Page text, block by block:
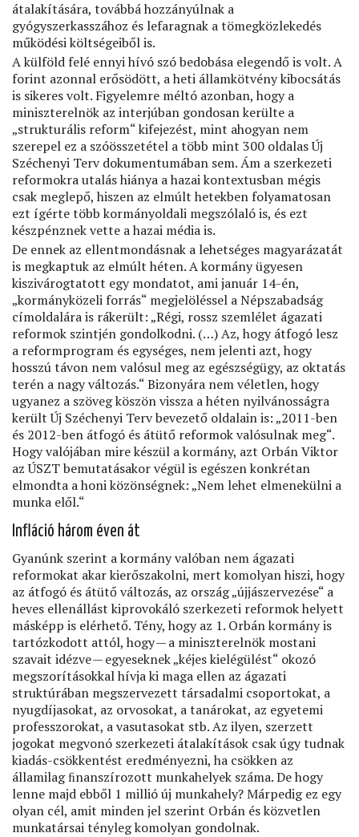
átalakítására, továbbá hozzányúlnak a
gyógyszerkasszához és lefaragnak a tömegközlekedés
működési költségeiből is.
A külföld felé ennyi hívó szó bedobása elegendő is volt. A
forint azonnal erősödött, a heti államkötvény kibocsátás
is sikeres volt. Figyelemre méltó azonban, hogy a
miniszterelnök az interjúban gondosan kerülte a
„strukturális reform“ kifejezést, mint ahogyan nem
szerepel ez a szóösszetétel a több mint 300 oldalas Új
Széchenyi Terv dokumentumában sem. Ám a szerkezeti
reformokra utalás hiánya a hazai kontextusban mégis
csak meglepő, hiszen az elmúlt hetekben folyamatosan
ezt ígérte több kormányoldali megszólaló is, és ezt
készpénznek vette a hazai média is.
De ennek az ellentmondásnak a lehetséges magyarázatát
is megkaptuk az elmúlt héten. A kormány ügyesen
kiszivárogtatott egy mondatot, ami január 14-én,
„kormányközeli forrás“ megjelöléssel a Népszabadság
címoldalára is rákerült: „Régi, rossz szemlélet ágazati
reformok szintjén gondolkodni. (…) Az, hogy átfogó lesz
a reformprogram és egységes, nem jelenti azt, hogy
hosszú távon nem valósul meg az egészségügy, az oktatás
terén a nagy változás.“ Bizonyára nem véletlen, hogy
ugyanez a szöveg köszön vissza a héten nyilvánosságra
került Új Széchenyi Terv bevezető oldalain is: „2011-ben
és 2012-ben átfogó és átütő reformok valósulnak meg“.
Hogy valójában mire készül a kormány, azt Orbán Viktor
az ÚSZT bemutatásakor végül is egészen konkrétan
elmondta a honi közönségnek: „Nem lehet elmenekülni a
munka elől.“
Inﬂáció három éven át
Gyanúnk szerint a kormány valóban nem ágazati
reformokat akar kierőszakolni, mert komolyan hiszi, hogy
az átfogó és átütő változás, az ország „újjászervezése“ a
heves ellenállást kiprovokáló szerkezeti reformok helyett
másképp is elérhető. Tény, hogy az 1. Orbán kormány is
tartózkodott attól, hogy — a miniszterelnök mostani
szavait idézve — egyeseknek „kéjes kielégülést“ okozó
megszorításokkal hívja ki maga ellen az ágazati
struktúrában megszervezett társadalmi csoportokat, a
nyugdíjasokat, az orvosokat, a tanárokat, az egyetemi
professzorokat, a vasutasokat stb. Az ilyen, szerzett
jogokat megvonó szerkezeti átalakítások csak úgy tudnak
kiadás-csökkentést eredményezni, ha csökken az
államilag ﬁnanszírozott munkahelyek száma. De hogy
lenne majd ebből 1 millió új munkahely? Márpedig ez egy
olyan cél, amit minden jel szerint Orbán és közvetlen
munkatársai tényleg komolyan gondolnak.